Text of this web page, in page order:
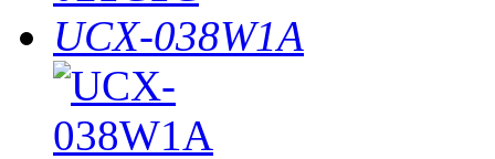
UCX-038W1A